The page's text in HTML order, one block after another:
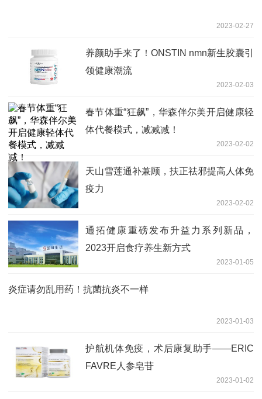
2023-02-27
养颜助手来了！ONSTIN nmn新生胶囊引
领健康潮流
2023-02-03
春节体重“狂飙”，华森伴尔美开启健康轻
体代餐模式，减减减！
2023-02-02
天山雪莲通补兼顾，扶正祛邪提高人体免
疫力
2023-02-02
通拓健康重磅发布升益力系列新品，
2023开启食疗养生新方式
2023-01-05
炎症请勿乱用药！抗菌抗炎不一样
2023-01-03
护航机体免疫，术后康复助手——ERIC
FAVRE人参皂苷
2023-01-02